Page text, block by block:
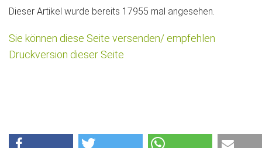
Dieser Artikel wurde bereits 17955 mal angesehen.
Sie können diese Seite versenden/ empfehlen
Druckversion dieser Seite